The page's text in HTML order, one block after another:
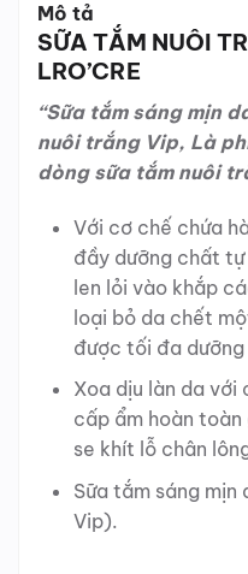
Mô tả
SỮA TẮM NUÔI
LRO’CRE
“Sữa tắm sáng mịn
nuôi trắng Vip, Là
dòng sữa tắm nuôi
Với cơ chế chứa
đầy dưỡng chất
len lỏi vào khắp
loại bỏ da chết
được tối đa dưỡng
Xoa dịu làn da với
cấp ẩm hoàn
se khít lỗ chân
Sữa tắm sáng mịn
Vip).